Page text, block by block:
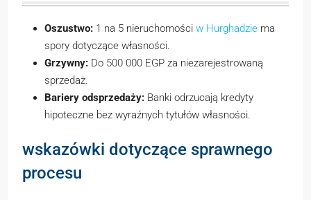
Oszustwo: 1 na 5 nieruchomości w Hurghadzie ma
spory dotyczące własności.
Grzywny: Do 500 000 EGP za niezarejestrowaną
sprzedaż.
Bariery odsprzedaży: Banki odrzucają kredyty
hipoteczne bez wyraźnych tytułów własności.
wskazówki dotyczące sprawnego
procesu